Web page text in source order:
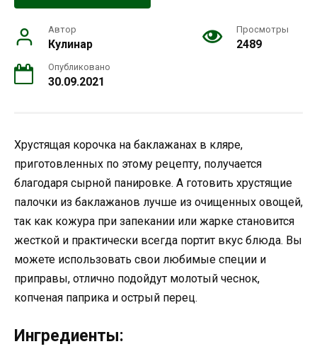
Автор
Кулинар
Просмотры
2489
Опубликовано
30.09.2021
Хрустящая корочка на баклажанах в кляре,
приготовленных по этому рецепту, получается
благодаря сырной панировке. А готовить хрустящие
палочки из баклажанов лучше из очищенных овощей,
так как кожура при запекании или жарке становится
жесткой и практически всегда портит вкус блюда. Вы
можете использовать свои любимые специи и
приправы, отлично подойдут молотый чеснок,
копченая паприка и острый перец.
Ингредиенты: